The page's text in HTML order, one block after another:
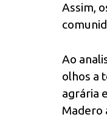
Assim,
Ao
olhos a
agrária
Madero